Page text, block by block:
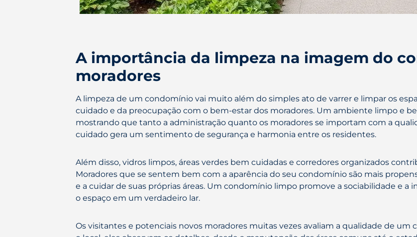
A importância da limpeza na imagem do
moradores
A limpeza de um condomínio vai muito além do simples ato de varrer e limpar os
cuidado e da preocupação com o bem-estar dos moradores. Um ambiente limpo e
mostrando que tanto a administração quanto os moradores se importam com a
cuidado gera um sentimento de segurança e harmonia entre os residentes.
Além disso, vidros limpos, áreas verdes bem cuidadas e corredores organizados
Moradores que se sentem bem com a aparência do seu condomínio são mais
e a cuidar de suas próprias áreas. Um condomínio limpo promove a sociabilidade e a
o espaço em um verdadeiro lar.
Os visitantes e potenciais novos moradores muitas vezes avaliam a qualidade de